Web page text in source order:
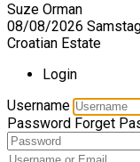
Suze Orman
08/08/2026
Croatian Estate
Login
Username
Password Forget